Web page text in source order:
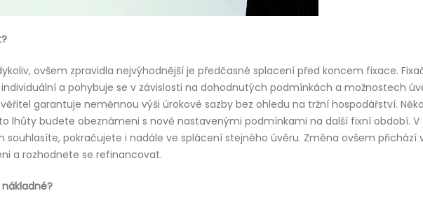
ovšem zpravidla nejvýhodnější je předčasné splacení před koncem fixace.
a pohybuje se v závislosti na dohodnutých podmínkách a možnostech
garantuje neměnnou výši úrokové sazby bez ohledu na tržní hospodářství.
lhůty budete obeznámeni s nově nastavenými podmínkami na další fixní období. V
souhlasíte, pokračujete i nadále ve splácení stejného úvěru. Změna ovšem přichází
a rozhodnete se refinancovat.